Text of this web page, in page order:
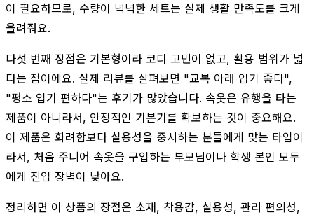
이 필요하므로, 수량이 넉넉한 세트는 실제 생활 만족도를 크게
올려줘요.
다섯 번째 장점은 기본형이라 코디 고민이 없고, 활용 범위가 넓
다는 점이에요. 실제 리뷰를 살펴보면 "교복 아래 입기 좋다",
"평소 입기 편하다"는 후기가 많았습니다. 속옷은 유행을 타는
제품이 아니라서, 안정적인 기본기를 확보하는 것이 중요해요.
이 제품은 화려함보다 실용성을 중시하는 분들에게 맞는 타입이
라서, 처음 주니어 속옷을 구입하는 부모님이나 학생 본인 모두
에게 진입 장벽이 낮아요.
정리하면 이 상품의 장점은 소재, 착용감, 실용성, 관리 편의성,